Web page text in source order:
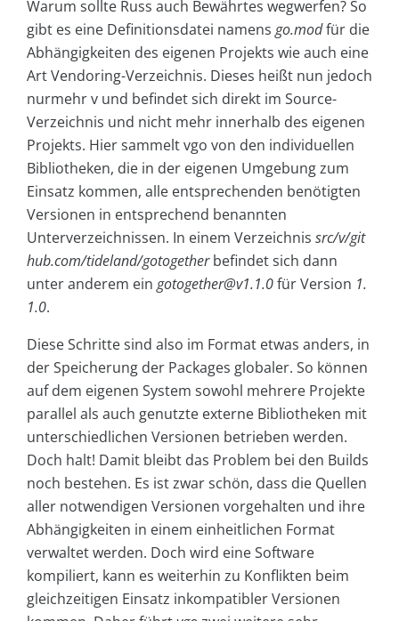
Warum sollte Russ auch Bewährtes wegwerfen? So
gibt es eine Definitionsdatei namens go.modfür die
Abhängigkeiten des eigenen Projekts wie auch eine
Art Vendoring-Verzeichnis. Dieses heißt nun jedoch
nurmehr v und befindet sich direkt im Source-
Verzeichnis und nicht mehr innerhalb des eigenen
Projekts. Hier sammelt vgo von den individuellen
Bibliotheken, die in der eigenen Umgebung zum
Einsatz kommen, alle entsprechenden benötigten
Versionen in entsprechend benannten
Unterverzeichnissen. In einem Verzeichnis src/v/git
hub.com/tideland/gotogetherbefindet sich dann
unter anderem ein gotogether@v1.1.0für Version 1.
1.0.
Diese Schritte sind also im Format etwas anders, in
der Speicherung der Packages globaler. So können
auf dem eigenen System sowohl mehrere Projekte
parallel als auch genutzte externe Bibliotheken mit
unterschiedlichen Versionen betrieben werden.
Doch halt! Damit bleibt das Problem bei den Builds
noch bestehen. Es ist zwar schön, dass die Quellen
aller notwendigen Versionen vorgehalten und ihre
Abhängigkeiten in einem einheitlichen Format
verwaltet werden. Doch wird eine Software
kompiliert, kann es weiterhin zu Konflikten beim
gleichzeitigen Einsatz inkompatibler Versionen